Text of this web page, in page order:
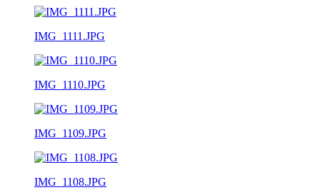
IMG_1111.JPG
IMG_1110.JPG
IMG_1109.JPG
IMG_1108.JPG